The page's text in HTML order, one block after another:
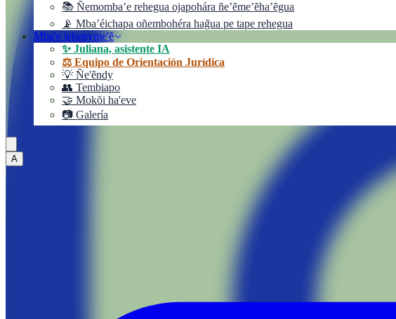
📚 Ñemomba’e rehegua ojapohára ñe’ẽme’ẽha’ẽgua
📡 Mba’éichapa oñembohéra hag̃ua pe tape rehegua
Mba'e jehepyme'ẽ
✨ Juliana, asistente IA
⚖️ Equipo de Orientación Jurídica
💡 Ñe'ẽndy
👥 Tembiapo
🤝 Mokõi ha'eve
📷 Galería
A